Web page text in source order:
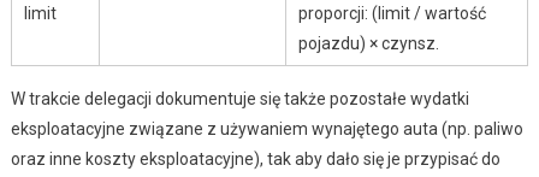
limit
proporcji: (limit / wartość
pojazdu) × czynsz.
W trakcie delegacji dokumentuje się także pozostałe wydatki
eksploatacyjne związane z używaniem wynajętego auta (np. paliwo
oraz inne koszty eksploatacyjne), tak aby dało się je przypisać do